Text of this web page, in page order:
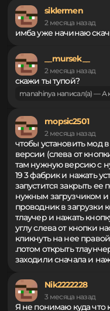
что он тупой на себя
__mursek__ написал(а) —
siklermen
2 месяца назад
имба уже начинаю
2 месяца назад
скажи ты тупой?
manahinya написал(а) — А
mopsic2501
2 месяца назад
чтобы установить мод
версии (слева от
там нужную версию с
19 3 фабрик и нажать
запустится закрыть
нужным загрузчиком
проводник в
углу слева от кнопки
кликнуть на нее
.потом открыть